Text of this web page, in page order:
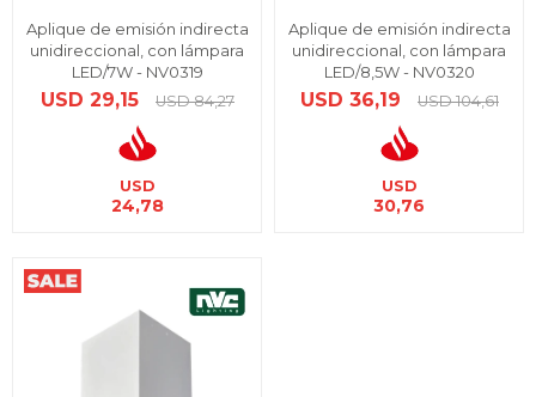
Aplique de emisión indirecta
unidireccional, con lámpara
LED/7W - NV0319
USD 29,15 USD 84,27
USD
24,78
Aplique de emisión indirecta
unidireccional, con lámpara
LED/8,5W - NV0320
USD 36,19 USD 104,61
USD
30,76